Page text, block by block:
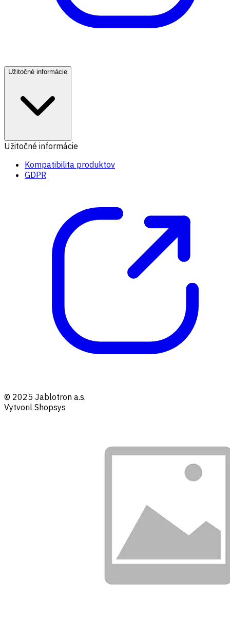
Užitočné informácie
Užitočné informácie
Kompatibilita produktov
GDPR
© 2025 Jablotron a.s.
Vytvoril Shopsys